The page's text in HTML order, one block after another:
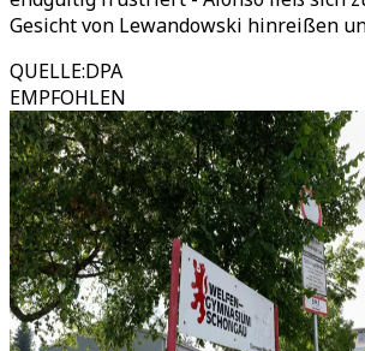
Gesicht von Lewandowski hinreißen
QUELLE:DPA
EMPFOHLEN